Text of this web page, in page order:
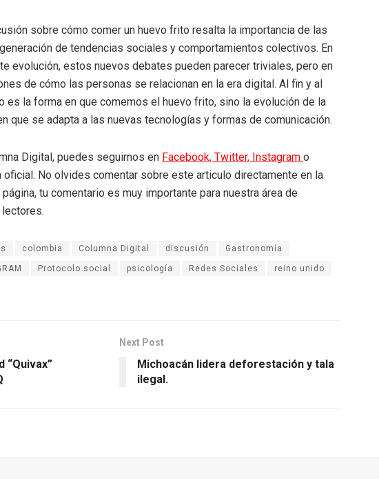
sobre cómo comer un huevo frito resalta la importancia de las
de tendencias sociales y comportamientos colectivos. En
evolución, estos nuevos debates pueden parecer triviales, pero en
de cómo las personas se relacionan en la era digital. Al fin y al
es la forma en que comemos el huevo frito, sino la evolución de la
que se adapta a las nuevas tecnologías y formas de comunicación.
Digital, puedes seguirnos en Facebook, Twitter, Instagram o
oficial. No olvides comentar sobre este articulo directamente en la
tu comentario es muy importante para nuestra área de
colombia Columna Digital discusión Gastronomía
Protocolo social psicología Redes Sociales reino unido
“Quivax”
Next Post
Michoacán lidera deforestación y tala
ilegal.